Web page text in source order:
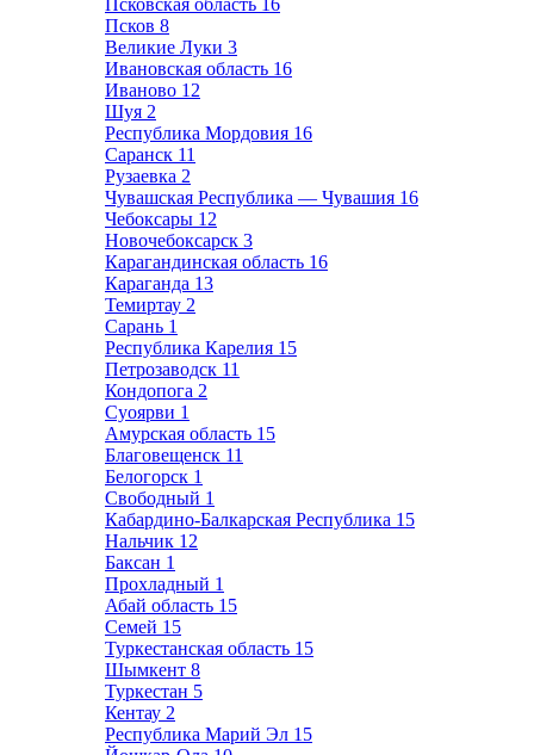
Псковская область 16
Псков 8
Великие Луки 3
Ивановская область 16
Иваново 12
Шуя 2
Республика Мордовия 16
Саранск 11
Рузаевка 2
Чувашская Республика — Чувашия 16
Чебоксары 12
Новочебоксарск 3
Карагандинская область 16
Караганда 13
Темиртау 2
Сарань 1
Республика Карелия 15
Петрозаводск 11
Кондопога 2
Суоярви 1
Амурская область 15
Благовещенск 11
Белогорск 1
Свободный 1
Кабардино-Балкарская Республика 15
Нальчик 12
Баксан 1
Прохладный 1
Абай область 15
Семей 15
Туркестанская область 15
Шымкент 8
Туркестан 5
Кентау 2
Республика Марий Эл 15